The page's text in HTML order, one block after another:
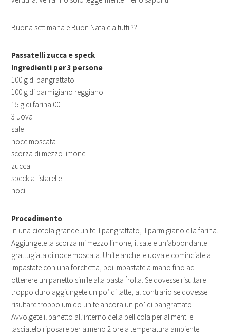
Buona settimana e Buon Natale a tutti ??
Passatelli zucca e speck
Ingredienti per 3 persone
100 g di pangrattato
100 g di parmigiano reggiano
15 g di farina 00
3 uova
sale
noce moscata
scorza di mezzo limone
zucca
speck a listarelle
noci
Procedimento
In una ciotola grande unite il pangrattato, il parmigiano e la farina.
Aggiungete la scorza mi mezzo limone, il sale e un’abbondante
grattugiata di noce moscata. Unite anche le uova e cominciate a
impastate con una forchetta, poi impastate a mano fino ad
ottenere un panetto simile alla pasta frolla. Se dovesse risultare
troppo duro aggiungete un po’ di latte, al contrario se dovesse
risultare troppo umido unite ancora un po’ di pangrattato.
Avvolgete il panetto all’interno della pellicola per alimenti e
lasciatelo riposare per almeno 2 ore a temperatura ambiente.